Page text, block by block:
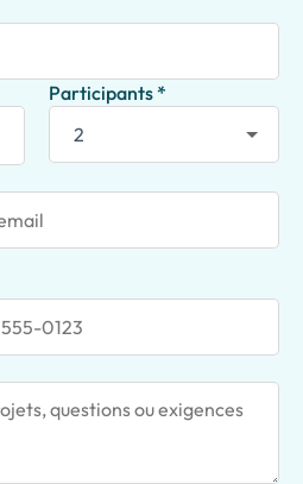
Participants *